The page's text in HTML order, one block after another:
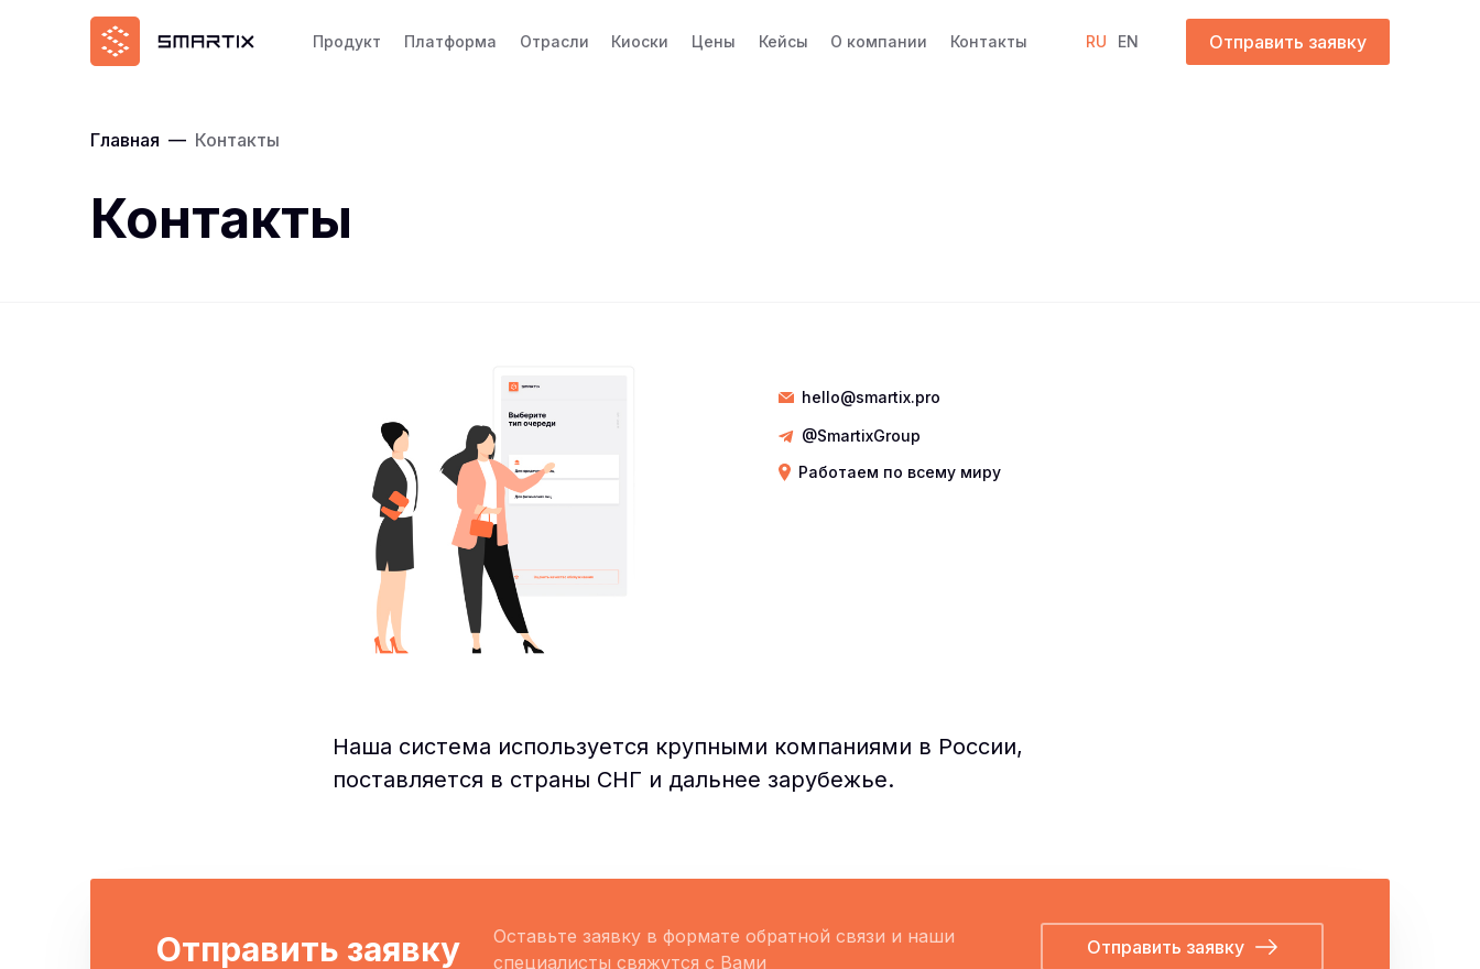
Продукт Платформа Отрасли Киоски Цены Кейсы О компании Контакты RU EN Отправить заявку
Главная — Контакты
Контакты
hello@smartix.pro
@SmartixGroup
Работаем по всему миру
Наша система используется крупными компаниями в России,
поставляется в страны СНГ и дальнее зарубежье.
Отправить заявку
Оставьте заявку в формате обратной связи и наши
специалисты свяжутся с Вами
Отправить заявку